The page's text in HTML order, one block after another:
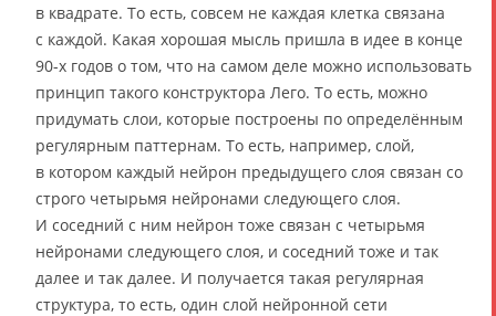
в квадрате. То есть, совсем не каждая клетка связана
с каждой. Какая хорошая мысль пришла в идее в конце
90-х годов о том, что на самом деле можно использовать
принцип такого конструктора Лего. То есть, можно
придумать слои, которые построены по определённым
регулярным паттернам. То есть, например, слой,
в котором каждый нейрон предыдущего слоя связан со
строго четырьмя нейронами следующего слоя.
И соседний с ним нейрон тоже связан с четырьмя
нейронами следующего слоя, и соседний тоже и так
далее и так далее. И получается такая регулярная
структура, то есть, один слой нейронной сети